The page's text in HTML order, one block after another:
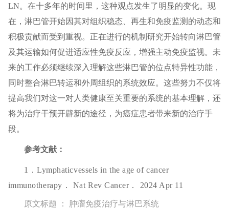
LN。在十多年的时间里，这种观点发生了明显的变化。现
在，淋巴管开始因其对组织稳态、再生和免疫监测的动态和
积极贡献而受到重视。正在进行的机制研究开始转向淋巴管
及其运输如何促进适应性免疫反应，增强主动免疫监视。未
来的工作必须继续深入理解这些淋巴管的位点特异性功能，
同时整合淋巴转运和外周组织的系统效应。这些努力不仅将
提高我们对这一对人类健康至关重要的系统的基本理解，还
将为治疗干预开辟新的途径，为癌症患者带来新的治疗手
段。
参考文献：
1．Lymphaticvessels in the age of cancer
immunotherapy． Nat Rev Cancer． 2024 Apr 11
原文标题 ： 肿瘤免疫治疗与淋巴系统